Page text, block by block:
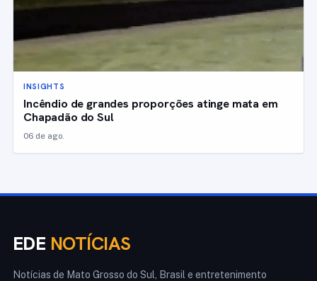
INSIGHTS
Incêndio de grandes proporções atinge mata em
Chapadão do Sul
06 de ago.
EDE NOTÍCIAS
Notícias de Mato Grosso do Sul, Brasil e entretenimento